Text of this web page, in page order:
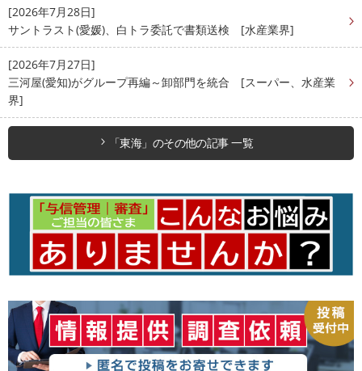
[2026年7月28日]
サントラスト(愛媛)、白トラ委託で書類送検 [水産業界]
[2026年7月27日]
三河屋(愛知)がグループ再編～卸部門を統合 [スーパー、水産業
界]
「東海」のその他の記事 一覧